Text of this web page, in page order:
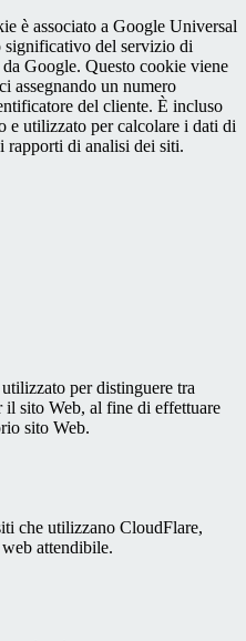
è associato a Google Universal
significativo del servizio di
Google. Questo cookie viene
assegnando un numero
del cliente. È incluso
e utilizzato per calcolare i dati di
rapporti di analisi dei siti.
per distinguere tra
il sito Web, al fine di effettuare
sito Web.
che utilizzano CloudFlare,
attendibile.